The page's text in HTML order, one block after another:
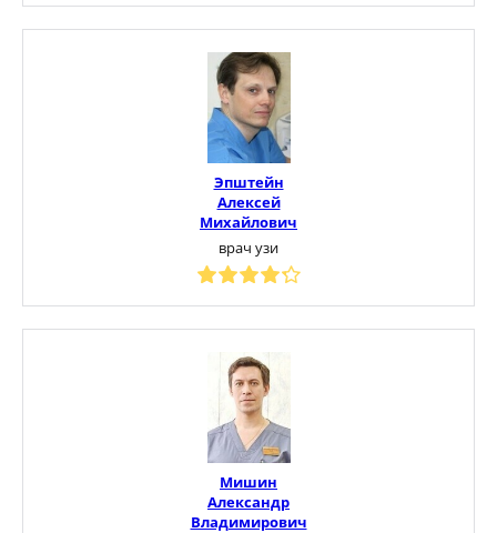
Эпштейн
Алексей
Михайлович
врач узи
Мишин
Александр
Владимирович